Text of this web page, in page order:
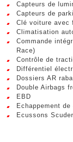
saisies
Capteurs de
Capteurs de
Clé voiture avec
Climatisation
Commande
Race)
Contrôle de
Différentiel
Dossiers AR
Double Airbags
EBD
Echappement
Ecussons